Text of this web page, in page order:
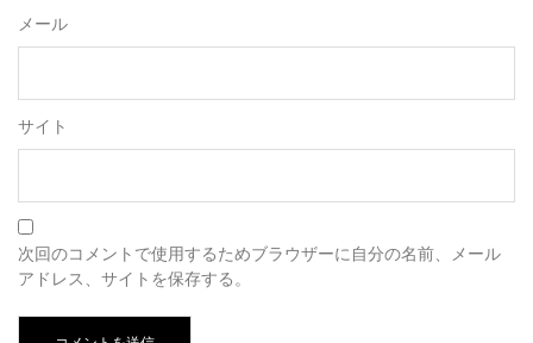
メール
サイト
次回のコメントで使用するためブラウザーに自分の名前、メール
アドレス、サイトを保存する。